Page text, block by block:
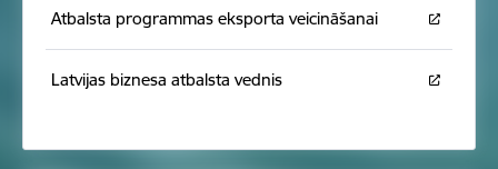
Atbalsta programmas eksporta veicināšanai
Latvijas biznesa atbalsta vednis